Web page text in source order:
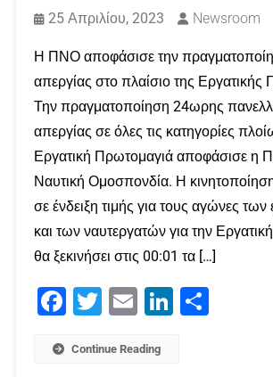
25 Απριλίου, 2023
Newsroom
Η ΠΝΟ αποφάσισε την
απεργίας στο πλαίσιο της Εργατικής
Την πραγματοποίηση 24ωρης
απεργίας σε όλες τις κατηγορίες
Εργατική Πρωτομαγιά αποφάσισε η
Ναυτική Ομοσπονδία. Η
σε ένδειξη τιμής για τους αγώνες
και των ναυτεργατών για την
θα ξεκινήσει στις 00:01 τα […]
Facebook
Twitter Email LinkedIn
Continue Reading